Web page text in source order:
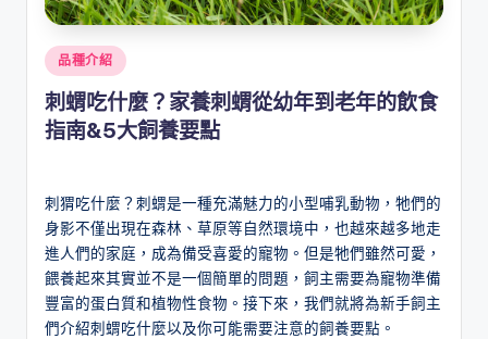
Posted
in
品種介紹
刺蝟吃什麼？家養刺蝟從幼年到老年的飲食
指南&5大飼養要點
刺猬吃什麼？刺蝟是一種充滿魅力的小型哺乳動物，牠們的
身影不僅出現在森林、草原等自然環境中，也越來越多地走
進人們的家庭，成為備受喜愛的寵物。但是牠們雖然可愛，
餵養起來其實並不是一個簡單的問題，飼主需要為寵物準備
豐富的蛋白質和植物性食物。接下來，我們就將為新手飼主
們介紹刺蝟吃什麼以及你可能需要注意的飼養要點。